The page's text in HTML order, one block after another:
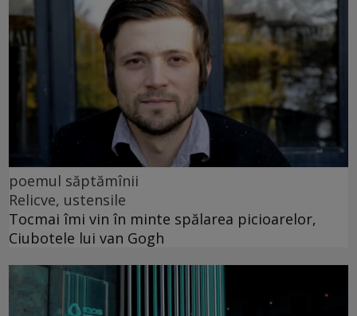
poemul săptămînii
Relicve, ustensile
Tocmai îmi vin în minte spălarea picioarelor,
Ciubotele lui van Gogh